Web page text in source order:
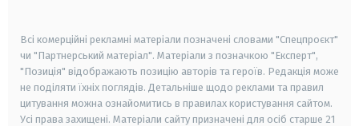
Всі комерційні рекламні матеріали позначені словами "Спецпроєкт"
чи "Партнерський матеріал". Матеріали з позначкою "Експерт",
"Позиція" відображають позицію авторів та героїв. Редакція може
не поділяти їхніх поглядів. Детальніше щодо реклами та правил
цитування можна ознайомитись в правилах користування сайтом.
Усі права захищені. Матеріали сайту призначені для осіб старше 21